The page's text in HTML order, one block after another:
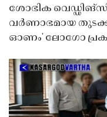
ശോഭിക
വർണാഭമായ
ഓണം' ലോഗോ